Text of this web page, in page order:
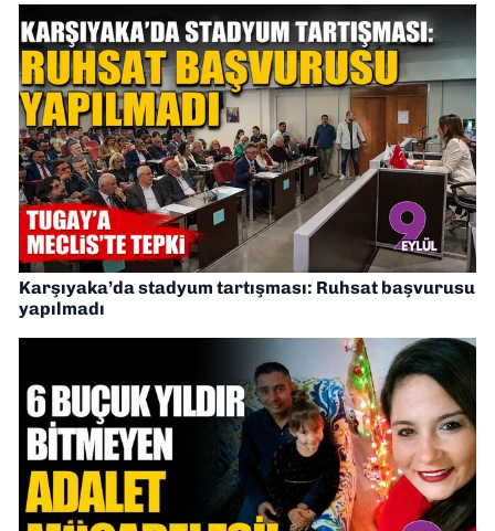
Karşıyaka’da stadyum tartışması: Ruhsat başvurusu
yapılmadı